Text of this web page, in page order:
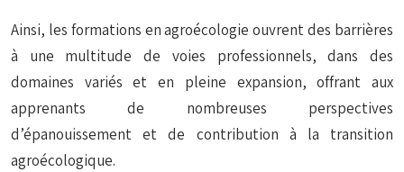
Ainsi, les formations en agroécologie ouvrent des barrières
à une multitude de voies professionnels, dans des
domaines variés et en pleine expansion, offrant aux
apprenants de nombreuses perspectives
d’épanouissement et de contribution à la transition
agroécologique.